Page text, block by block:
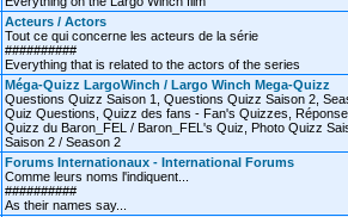
Acteurs / Actors
Tout ce qui concerne les acteurs de la série
##########
Everything that is related to the actors of the series
Méga-Quizz LargoWinch / Largo Winch Mega-Quizz
Questions Quizz Saison 1, Questions Quizz Saison 2,
Quiz Questions, Quizz des fans - Fan's Quizzes,
Quizz du Baron_FEL / Baron_FEL's Quiz, Photo Quizz
Saison 2 / Season 2
Forums Internationaux - International Forums
Comme leurs noms l'indiquent...
##########
As their names say...